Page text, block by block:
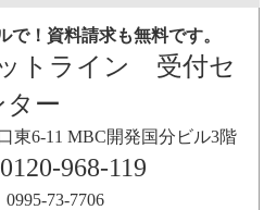
で！資料請求も無料です。
トライン 受付セ
ター
東6-11 MBC開発国分ビル3階
968-119
0995-73-7706